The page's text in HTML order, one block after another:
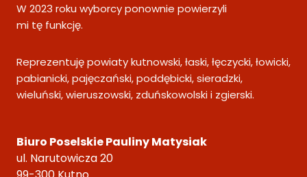
W 2023 roku wyborcy ponownie powierzyli
mi tę funkcję.
Reprezentuję powiaty kutnowski, łaski, łęczycki, łowicki,
pabianicki, pajęczański, poddębicki, sieradzki,
wieluński, wieruszowski, zduńskowolski i zgierski.
Biuro Poselskie Pauliny Matysiak
ul. Narutowicza 20